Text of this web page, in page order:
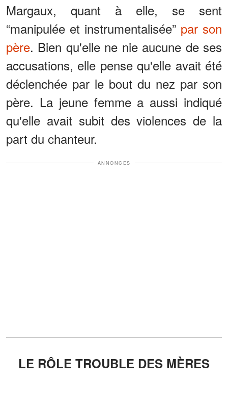
Margaux, quant à elle, se sent
“manipulée et instrumentalisée” par son
père. Bien qu'elle ne nie aucune de ses
accusations, elle pense qu'elle avait été
déclenchée par le bout du nez par son
père. La jeune femme a aussi indiqué
qu'elle avait subit des violences de la
part du chanteur.
ANNONCES
LE RÔLE TROUBLE DES MÈRES